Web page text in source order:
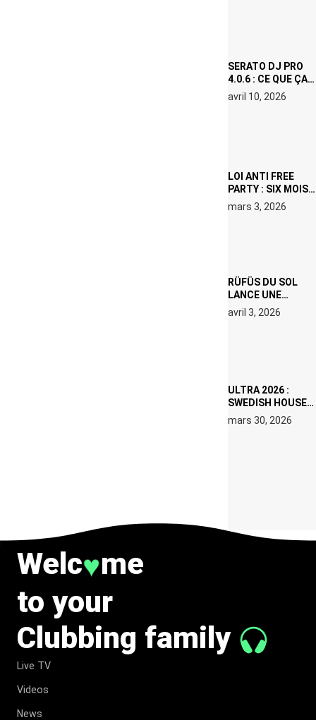
SERATO DJ PRO
4.0.6 : CE QUE ÇA
CHANGE, MÊME SI
VOUS N’ÊTES NI
avril 10, 2026
LOI ANTI FREE
PARTY : SIX MOIS
DE PRISON ET 5
000 € D’AMENDE
mars 3, 2026
RÜFÜS DU SOL
LANCE UNE
RÉSIDENCE DJ
SET DE QUATRE
avril 3, 2026
ULTRA 2026 :
SWEDISH HOUSE
MAFIA RETROUVE
ERIC PRYDZ DANS
mars 30, 2026
Welc♥me
to your
Clubbing family
Live TV
Videos
News